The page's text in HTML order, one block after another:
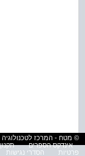
© מטח - המרכז לטכנולוגיה
אינדקס הספרים
פרטיות
הסדרי נגישות